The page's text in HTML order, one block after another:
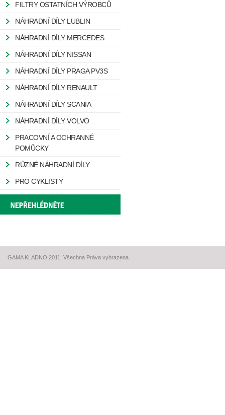
FILTRY OSTATNÍCH VÝROBCŮ
NÁHRADNÍ DÍLY LUBLIN
NÁHRADNÍ DÍLY MERCEDES
NÁHRADNÍ DÍLY NISSAN
NÁHRADNÍ DÍLY PRAGA PV3S
NÁHRADNÍ DÍLY RENAULT
NÁHRADNÍ DÍLY SCANIA
NÁHRADNÍ DÍLY VOLVO
PRACOVNÍ A OCHRANNÉ
POMŮCKY
RŮZNÉ NÁHRADNÍ DÍLY
PRO CYKLISTY
GAMA KLADNO 2011. Všechna Práva vyhrazena.